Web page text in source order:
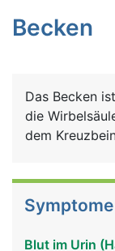
Symptome
News
Rubriken
Becken
Das Becken
die
dem
oder
Symptome
Blut im Urin